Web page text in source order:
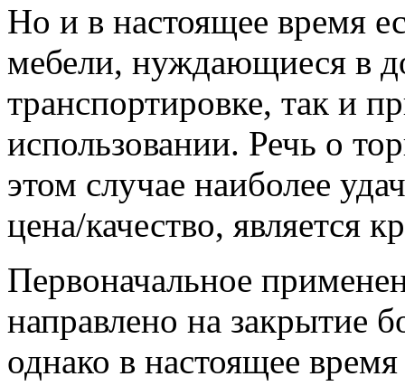
Но и в настоящее время
мебели, нуждающиеся в
транспортировке, так и
использовании. Речь о
этом случае наиболее
цена/качество, является
Первоначальное
направлено на закрытие
однако в настоящее